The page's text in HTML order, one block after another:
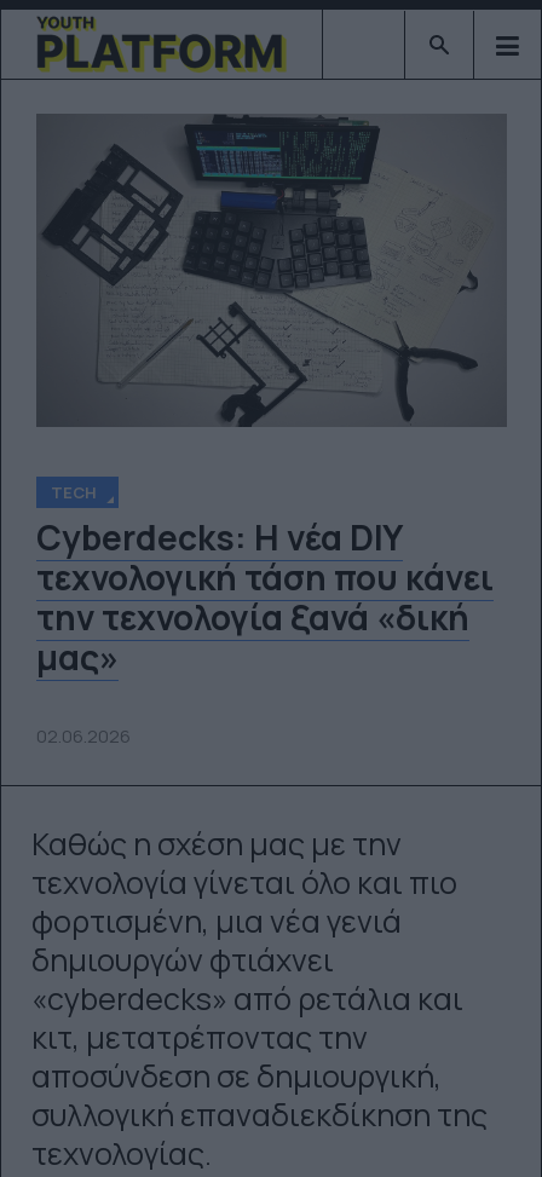
Type 2 or
TECH
Cyberdecks: Η νέα DIY
τεχνολογική τάση που κάνει
την τεχνολογία ξανά «δική
μας»
02.06.2026
Καθώς η σχέση μας με την
τεχνολογία γίνεται όλο και πιο
φορτισμένη, μια νέα γενιά
δημιουργών φτιάχνει
«cyberdecks» από ρετάλια και
κιτ, μετατρέποντας την
αποσύνδεση σε δημιουργική,
συλλογική επαναδιεκδίκηση της
τεχνολογίας.